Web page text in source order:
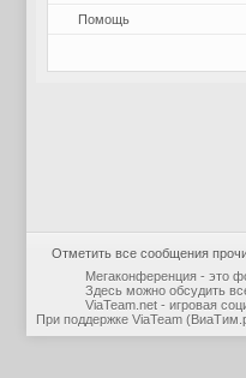
Помощь
Отметить все сообщения
Мегаконференция - это
Здесь можно обсудить
ViaTeam.net - игровая
При поддержке ViaTeam